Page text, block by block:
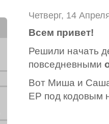
Четверг, 14
Всем привет!
Решили начать
повседневными
Вот Миша и Саша
EP под